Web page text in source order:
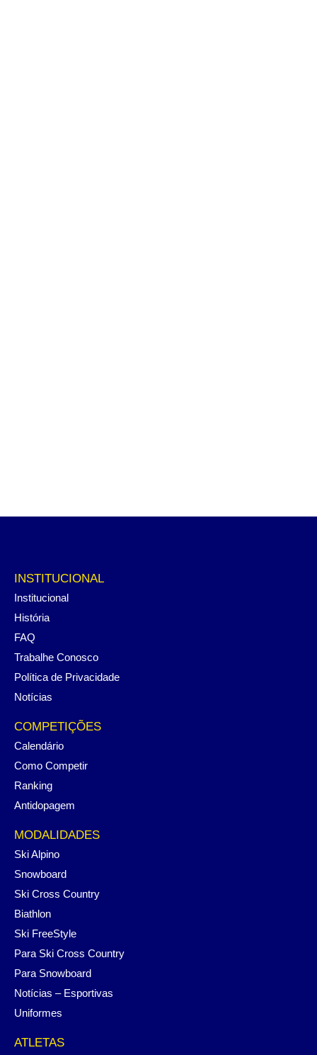
INSTITUCIONAL
Institucional
História
FAQ
Trabalhe Conosco
Política de Privacidade
Notícias
COMPETIÇÕES
Calendário
Como Competir
Ranking
Antidopagem
MODALIDADES
Ski Alpino
Snowboard
Ski Cross Country
Biathlon
Ski FreeStyle
Para Ski Cross Country
Para Snowboard
Notícias – Esportivas
Uniformes
ATLETAS